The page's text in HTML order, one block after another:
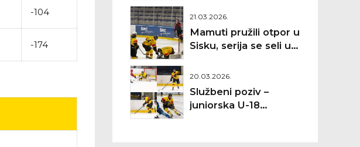
-104
-174
golman
21.03.2026.
Mamuti pružili otpor u
Sisku, serija se seli u
20.03.2026.
Službeni poziv –
juniorska U-18